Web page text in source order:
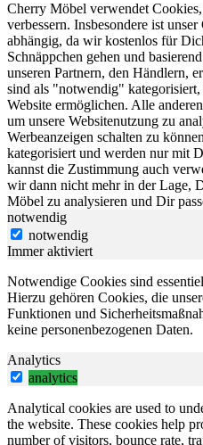
Cherry Möbel verwendet
verbessern. Insbesondere ist
abhängig, da wir kostenlos für
Schnäppchen gehen und
unseren Partnern, den Händlern,
sind als "notwendig" kategorisiert,
Website ermöglichen. Alle
um unsere Websitenutzung zu
Werbeanzeigen schalten zu
kategorisiert und werden nur mit
kannst die Zustimmung auch
wir dann nicht mehr in der Lage,
Möbel zu analysieren und Dir
notwendig
notwendig
Immer aktiviert
Notwendige Cookies sind
Hierzu gehören Cookies, die
Funktionen und
keine personenbezogenen Daten.
Analytics
analytics
Analytical cookies are used to
the website. These cookies help
number of visitors, bounce rate,